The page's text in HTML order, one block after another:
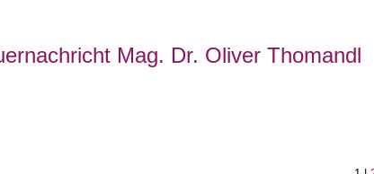
Mag. Dr. Oliver Thomandl